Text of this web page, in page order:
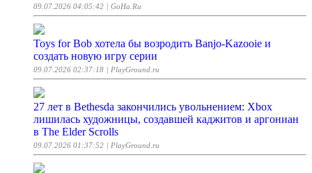
09.07.2026 04:05:42 | GoHa.Ru
Toys for Bob хотела бы возродить Banjo-Kazooie и
создать новую игру серии
09.07.2026 02:37:18 | PlayGround.ru
27 лет в Bethesda закончились увольнением: Xbox
лишилась художницы, создавшей каджитов и аргониан
в The Elder Scrolls
09.07.2026 01:37:52 | PlayGround.ru